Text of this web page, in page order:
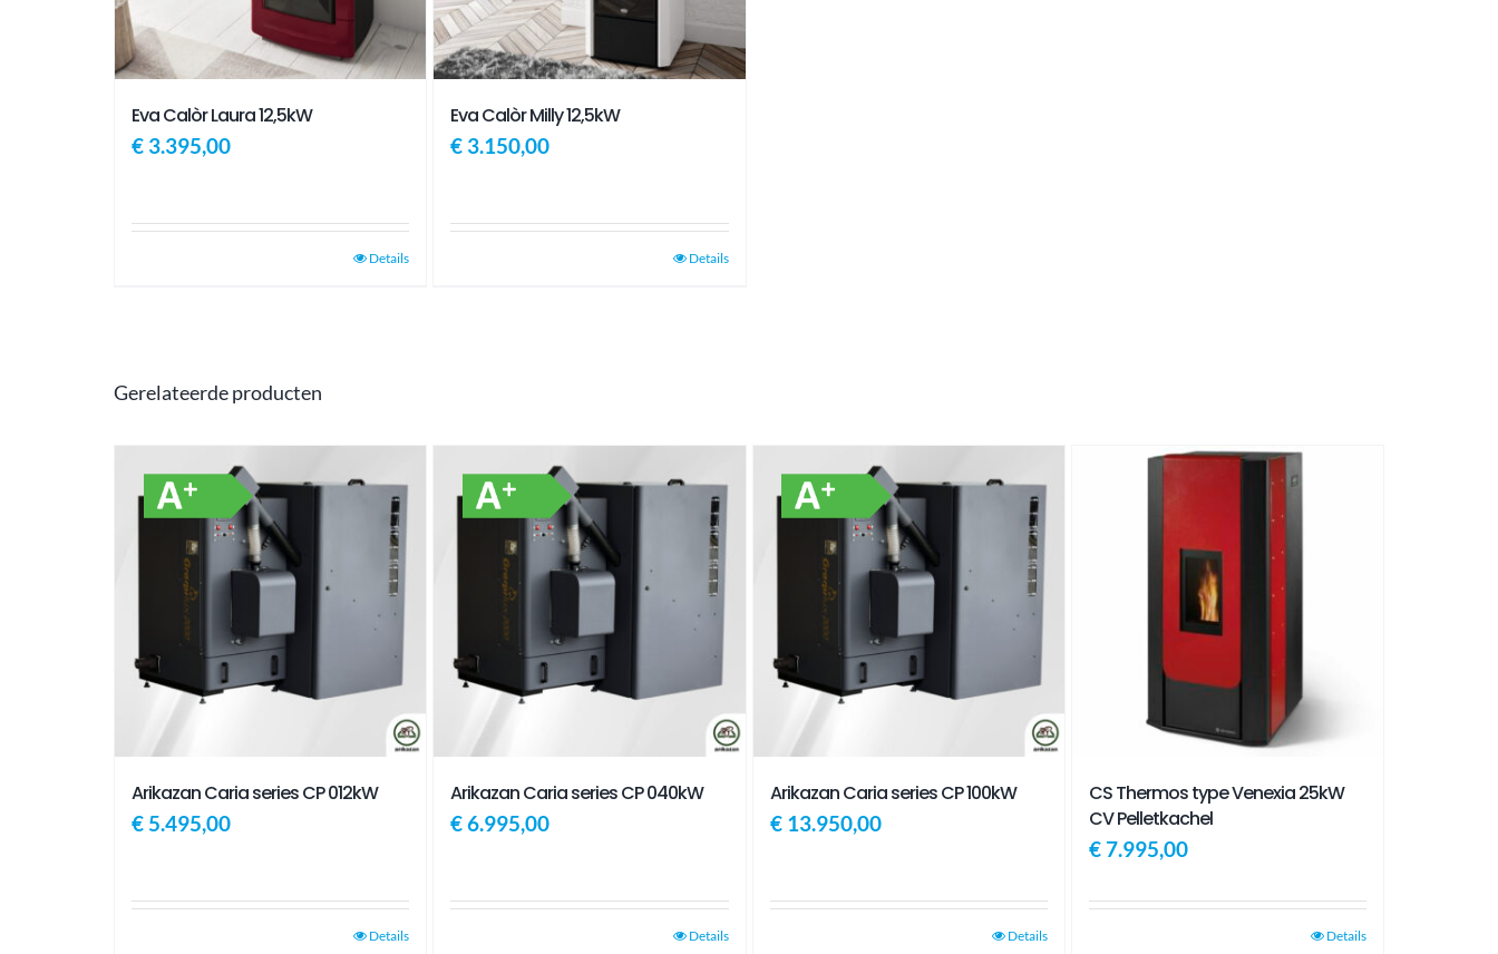
Eva Calòr Laura 12,5kW
€ 3.395,00
Details
Eva Calòr Milly 12,5kW
€ 3.150,00
Details
Gerelateerde producten
Arikazan Caria series CP 012kW
€ 5.495,00
Details
Arikazan Caria series CP 040kW
€6.995,00
Details
Arikazan Caria series CP 100kW
€13.950,00
Details
CS Thermos type Venexia 25kW
CV Pelletkachel
€7.995,00
Details